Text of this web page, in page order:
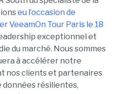
eu l’occasion de
VeeamOn Tour Paris le 18
exceptionnel et
du marché. Nous sommes
à accélérer notre
nos clients et partenaires
données résilientes,